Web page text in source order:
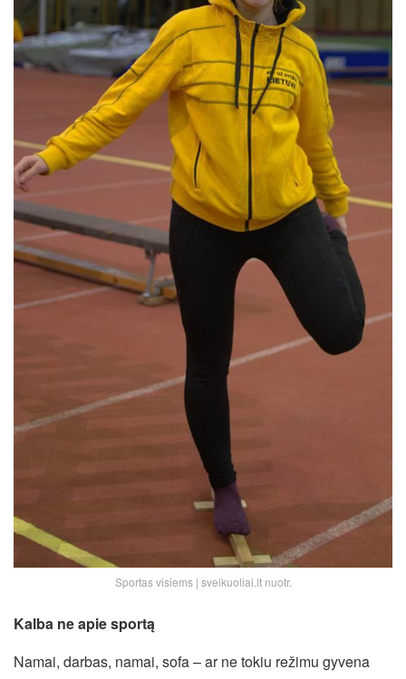
Sportas visiems | sveikuoliai.lt nuotr.
Kalba ne apie sportą
Namai, darbas, namai, sofa – ar ne tokiu režimu gyvena